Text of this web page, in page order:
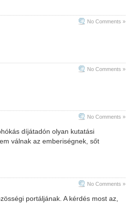
No Comments »
No Comments »
No Comments »
díjátadón olyan kutatási
válnak az emberiségnek, sőt
No Comments »
portáljának. A kérdés most az,